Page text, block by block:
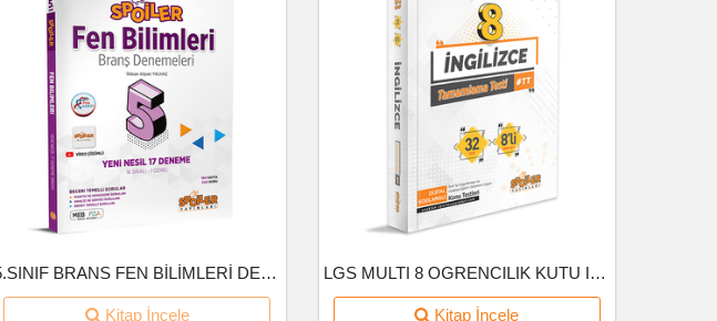
5.SINIF BRANS FEN BİLİMLERİ DENEME
Kitap İncele
LGS MULTI 8 OGRENCILIK KUTU INGILIZCE
Kitap İncele